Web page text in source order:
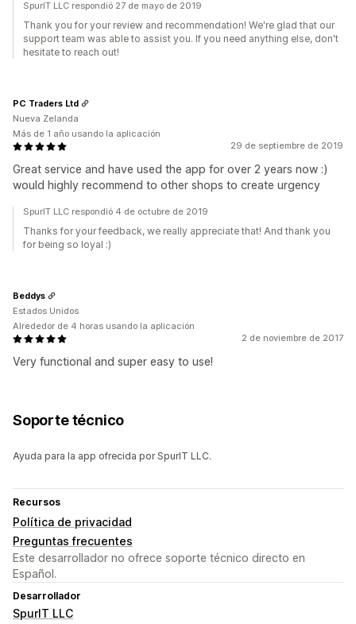
SpurIT LLC respondió 27 de mayo de 2019
Thank you for your review and recommendation! We're glad that our
support team was able to assist you. If you need anything else, don't
hesitate to reach out!
29 de septiembre de 2019
Great service and have used the app for over 2 years now :)
would highly recommend to other shops to create urgency
PC Traders Ltd
Nueva Zelanda
Más de 1 año usando la aplicación
SpurIT LLC respondió 4 de octubre de 2019
Thanks for your feedback, we really appreciate that! And thank you
for being so loyal :)
2 de noviembre de 2017
Very functional and super easy to use!
Beddys
Estados Unidos
Alrededor de 4 horas usando la aplicación
Soporte técnico
Ayuda para la app ofrecida por SpurIT LLC.
Recursos
Política de privacidad
Preguntas frecuentes
Este desarrollador no ofrece soporte técnico directo en
Español.
Desarrollador
SpurIT LLC